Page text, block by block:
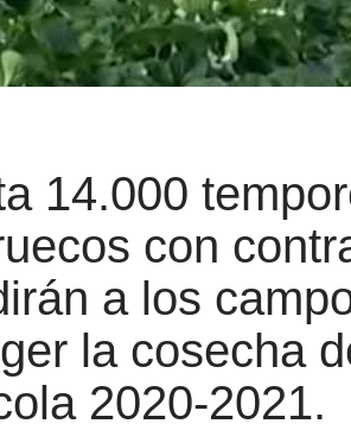
14.000
con
a los
la cosecha
2020-2021.